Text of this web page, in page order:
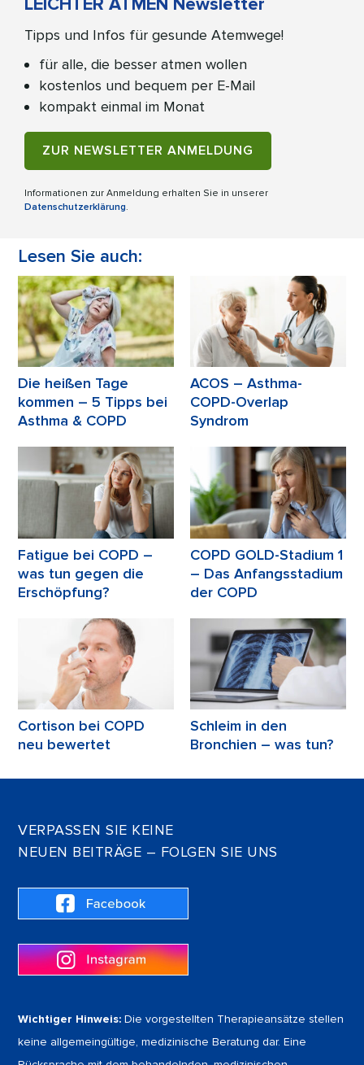
Tipps und Infos für gesunde Atemwege!
für alle, die besser atmen wollen
kostenlos und bequem per E-Mail
kompakt einmal im Monat
ZUR NEWSLETTER ANMELDUNG
Informationen zur Anmeldung erhalten Sie in unserer
Datenschutzerklärung.
Lesen Sie auch:
Die heißen Tage
kommen – 5 Tipps bei
Asthma & COPD
ACOS – Asthma-
COPD-Overlap
Syndrom
Fatigue bei COPD –
was tun gegen die
Erschöpfung?
COPD GOLD-Stadium 1
– Das Anfangsstadium
der COPD
Cortison bei COPD
neu bewertet
Schleim in den
Bronchien – was tun?
VERPASSEN SIE KEINE
NEUEN BEITRÄGE – FOLGEN SIE UNS
Wichtiger Hinweis: Die vorgestellten Therapieansätze stellen
keine allgemeingültige, medizinische Beratung dar. Eine